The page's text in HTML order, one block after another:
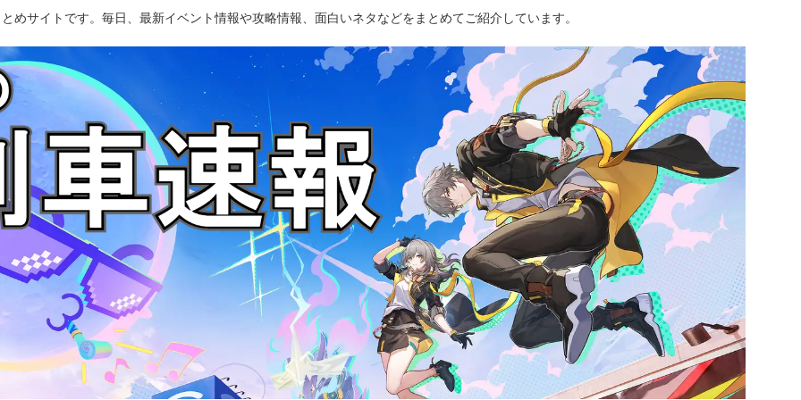
めサイトです。毎日、最新イベント情報や攻略情報、面白いネタなどをまとめてご紹介しています。